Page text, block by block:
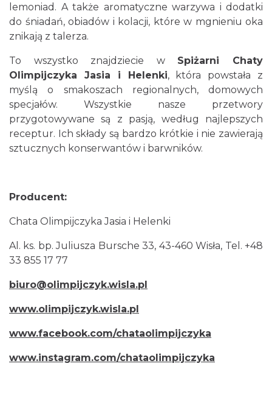
lemoniad. A także aromatyczne warzywa i dodatki
do śniadań, obiadów i kolacji, które w mgnieniu oka
znikają z talerza.
To wszystko znajdziecie w Spiżarni Chaty
Olimpijczyka Jasia i Helenki, która powstała z
myślą o smakoszach regionalnych, domowych
specjałów. Wszystkie nasze przetwory
przygotowywane są z pasją, według najlepszych
receptur. Ich składy są bardzo krótkie i nie zawierają
sztucznych konserwantów i barwników.
Producent:
Chata Olimpijczyka Jasia i Helenki
Al. ks. bp. Juliusza Bursche 33, 43-460 Wisła, Tel. +48
33 855 17 77
biuro@olimpijczyk.wisla.pl
www.olimpijczyk.wisla.pl
www.facebook.com/chataolimpijczyka
www.instagram.com/chataolimpijczyka